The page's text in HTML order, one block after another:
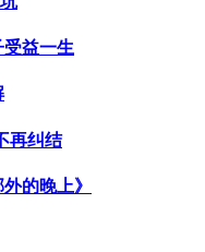
益一生
再纠结
的晚上》